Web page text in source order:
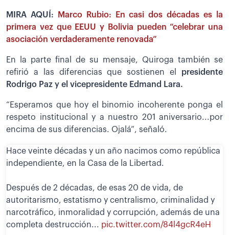
MIRA AQUÍ:
Marco Rubio: En casi dos décadas es la
primera vez que EEUU y Bolivia pueden “celebrar una
asociación verdaderamente renovada”
En la parte final de su mensaje, Quiroga también se
refirió a las diferencias que sostienen el
presidente
Rodrigo Paz y el vicepresidente Edmand Lara.
“Esperamos que hoy el binomio incoherente ponga el
respeto institucional y a nuestro 201 aniversario...por
encima de sus diferencias. Ojalá”, señaló.
Hace veinte décadas y un año nacimos como república
independiente, en la Casa de la Libertad.
Después de 2 décadas, de esas 20 de vida, de
autoritarismo, estatismo y centralismo, criminalidad y
narcotráfico, inmoralidad y corrupción, además de una
completa destrucción... pic.twitter.com/84l4gcR4eH